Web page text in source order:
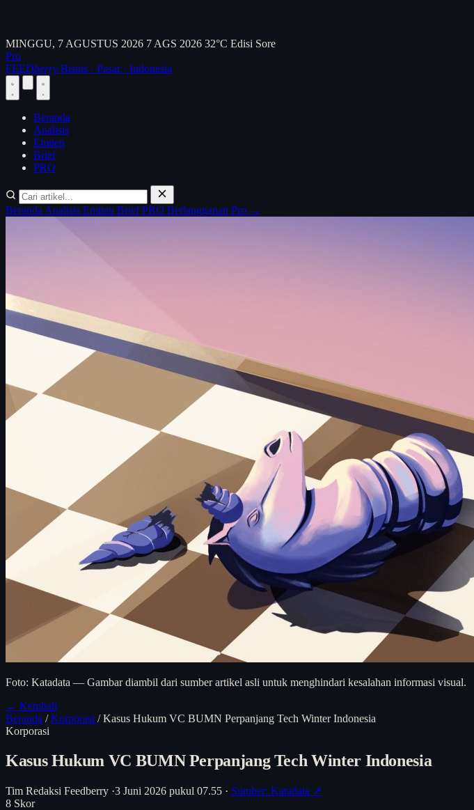
MINGGU, 7 AGUSTUS 2026 7 AGS 2026 32°C Edisi Sore
Pro
FEEDberry Bisnis · Pasar · Indonesia
Beranda
Analisis
Emiten
Brief
PRO
Beranda Analisis Emiten BriefPRO Berlangganan Pro →
Foto: Katadata — Gambar diambil dari sumber artikel asli untuk menghindari kesalahan informasi visual.
← Kembali
Beranda / Korporasi / Kasus Hukum VC BUMN Perpanjang Tech Winter Indonesia
Korporasi
Kasus Hukum VC BUMN Perpanjang Tech Winter Indonesia
Tim Redaksi Feedberry ·3 Juni 2026 pukul 07.55 · Sumber: Katadata ↗
8 Skor